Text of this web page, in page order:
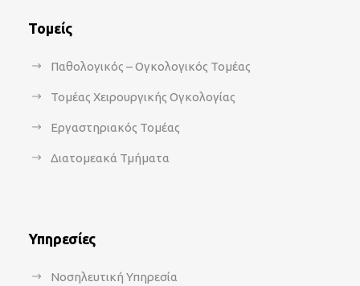
Τομείς
Παθολογικός – Ογκολογικός Τομέας
Τομέας Χειρουργικής Ογκολογίας
Εργαστηριακός Τομέας
Διατομεακά Τμήματα
Υπηρεσίες
Νοσηλευτική Υπηρεσία